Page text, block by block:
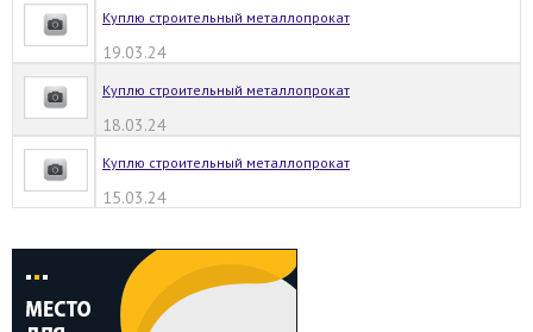
Куплю строительный металлопрокат
19.03.24
Куплю строительный металлопрокат
18.03.24
Куплю строительный металлопрокат
15.03.24